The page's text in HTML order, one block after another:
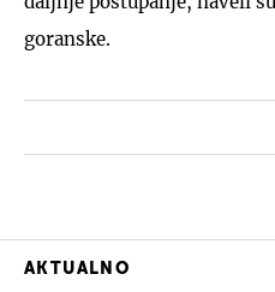
goranske.
AKTUALNO